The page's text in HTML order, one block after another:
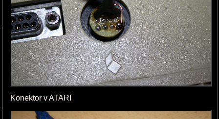
Konektor v ATARI